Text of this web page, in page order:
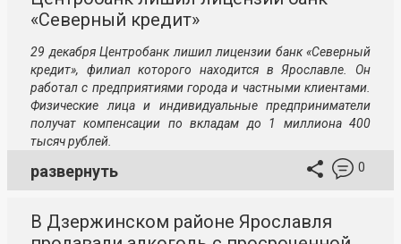
«Северный кредит»
29 декабря Центробанк лишил лицензии банк «Северный
кредит», филиал которого находится в Ярославле. Он
работал с предприятиями города и частными клиентами.
Физические лица и индивидуальные предприниматели
получат компенсации по вкладам до 1 миллиона 400
тысяч рублей.
развернуть 0
В Дзержинском районе Ярославля